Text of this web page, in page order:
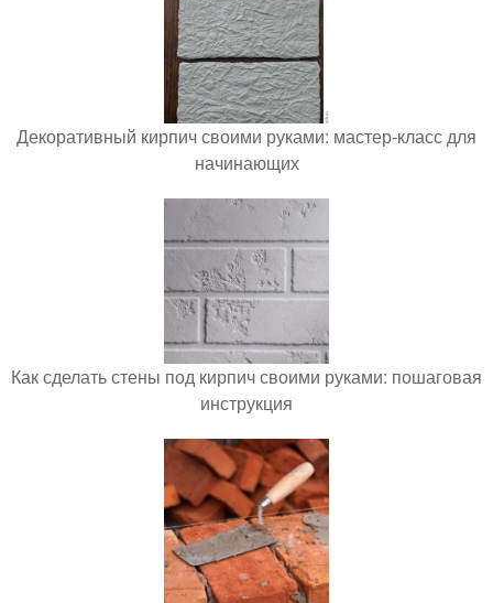
Декоративный кирпич своими руками: мастер-класс для
начинающих
Как сделать стены под кирпич своими руками: пошаговая
инструкция